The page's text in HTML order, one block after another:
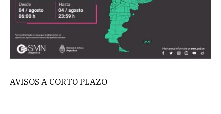
AVISOS A CORTO PLAZO